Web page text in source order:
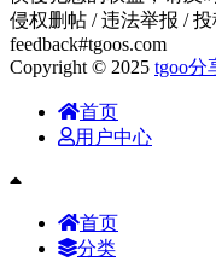
侵权删帖 / 违法举报 /
feedback#tgoos.com
Copyright © 2025 tgoo分
首页
用户中心
首页
分类